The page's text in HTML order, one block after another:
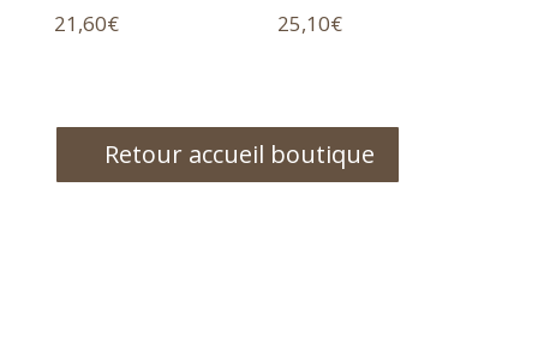
21,60€ 25,10€
Retour accueil boutique